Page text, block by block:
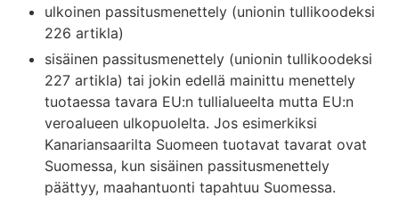
ulkoinen passitusmenettely (unionin tullikoodeksi
226 artikla)
sisäinen passitusmenettely (unionin tullikoodeksi
227 artikla) tai jokin edellä mainittu menettely
tuotaessa tavara EU:n tullialueelta mutta EU:n
veroalueen ulkopuolelta. Jos esimerkiksi
Kanariansaarilta Suomeen tuotavat tavarat ovat
Suomessa, kun sisäinen passitusmenettely
päättyy, maahantuonti tapahtuu Suomessa.